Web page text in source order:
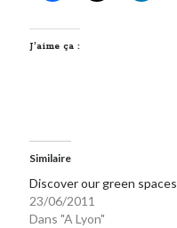
J’aime ça :
Similaire
Discover our green spaces
23/06/2011
Dans "A Lyon"